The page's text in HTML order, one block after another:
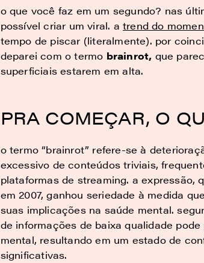
o que você faz em um segundo? nas
possível criar um viral. atrend do
tempo de piscar (literalmente). por
deparei com o termo brainrot, que
superficiais estarem em alta.
PRA COMEÇAR, O
o termo “brainrot” refere-se à
excessivo de conteúdos triviais,
plataformas de streaming. a expressão,
em 2007, ganhou seriedade à medida
suas implicações na saúde mental.
de informações de baixa qualidade
mental, resultando em um estado de
significativas.